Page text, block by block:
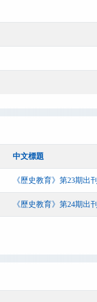
中文標題
《歷史教育》第23期出刊
《歷史教育》第24期出刊